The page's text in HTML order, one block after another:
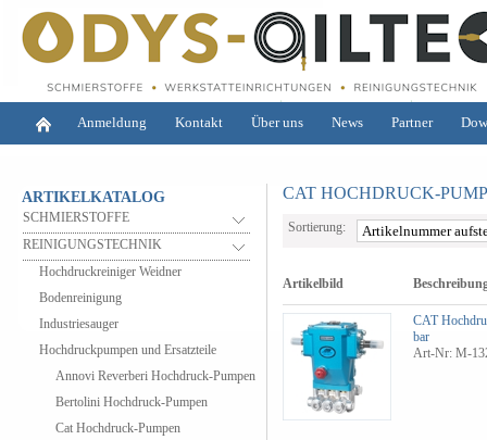
Anmeldung Kontakt Über uns News Partner
ARTIKELKATALOG
SCHMIERSTOFFE
REINIGUNGSTECHNIK
Hochdruckreiniger Weidner
Bodenreinigung
Industriesauger
Hochdruckpumpen und Ersatzteile
Annovi Reverberi Hochdruck-Pumpen
Bertolini Hochdruck-Pumpen
Cat Hochdruck-Pumpen
CAT HOCHDRUCK-
Sortierung:
Artikelbild
CAT
bar
Art-Nr: M-